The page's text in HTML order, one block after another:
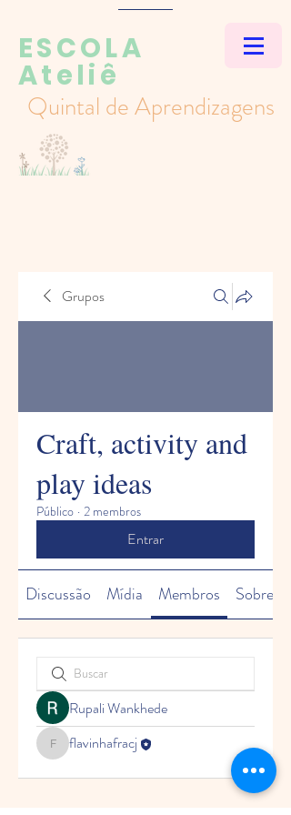
ESCOLA
Ateliê
Quintal de Aprendizagens
Grupos
Craft, activity and
play ideas
Público · 2 membros
Entrar
Discussão Mídia Membros Sobre
Rupali Wankhede
flavinhafracj
flavinhafracj